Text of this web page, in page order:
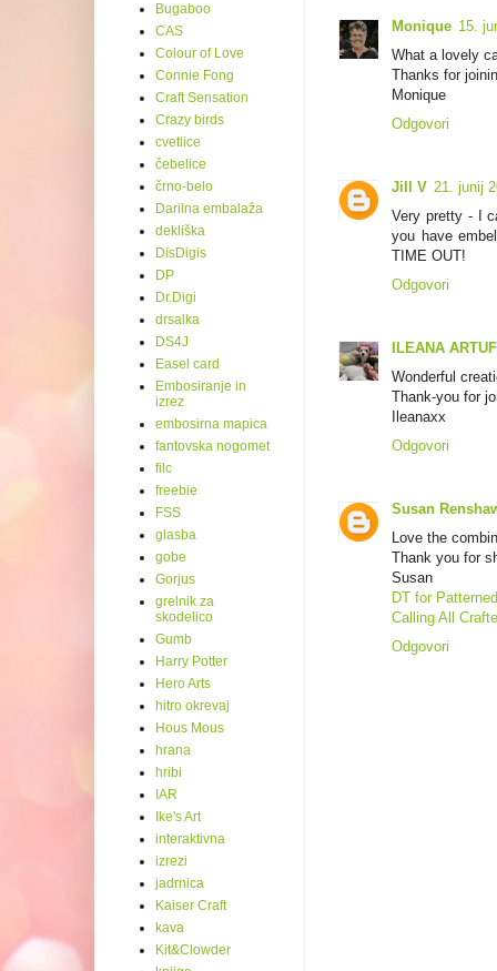
Monique 15.
What a lovely
Thanks for
Monique
Odgovori
Jill V 21. junij
Very pretty - I
you have
TIME OUT!
Odgovori
ILEANA
Wonderful
Thank-you for
Ileanaxx
Odgovori
Susan
Love the
Thank you for
Susan
DT for
Calling All
Odgovori
Bugaboo
CAS
Colour of Love
Connie Fong
Craft Sensation
Crazy birds
cvetlice
čebelice
črno-belo
Darilna embalaža
dekliška
DisDigis
DP
Dr.Digi
drsalka
DS4J
Easel card
Embosiranje in
izrez
embosirna mapica
fantovska nogomet
filc
freebie
FSS
glasba
gobe
Gorjus
grelnik za
skodelico
Gumb
Harry Potter
Hero Arts
hitro okrevaj
Hous Mous
hrana
hribi
IAR
Ike's Art
interaktivna
izrezi
jadrnica
Kaiser Craft
kava
Kit&Clowder